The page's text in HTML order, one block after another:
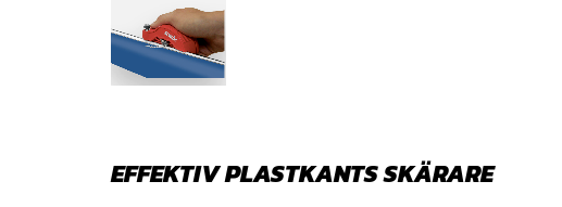
EFFEKTIV PLASTKANTS SKÄRARE